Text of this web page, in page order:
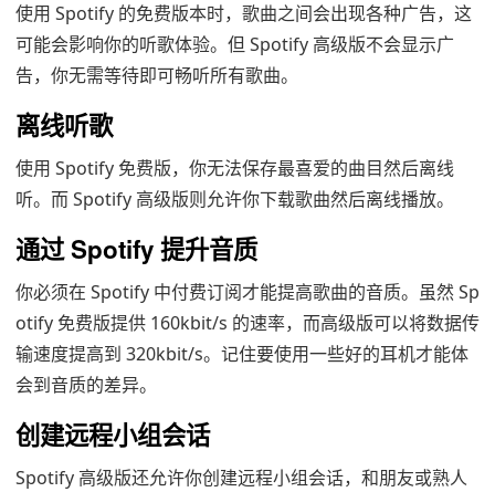
使用 Spotify 的免费版本时，歌曲之间会出现各种广告，这
可能会影响你的听歌体验。但 Spotify 高级版不会显示广
告，你无需等待即可畅听所有歌曲。
离线听歌
使用 Spotify 免费版，你无法保存最喜爱的曲目然后离线
听。而 Spotify 高级版则允许你下载歌曲然后离线播放。
通过 Spotify 提升音质
你必须在 Spotify 中付费订阅才能提高歌曲的音质。虽然 Sp
otify 免费版提供 160kbit/s 的速率，而高级版可以将数据传
输速度提高到 320kbit/s。记住要使用一些好的耳机才能体
会到音质的差异。
创建远程小组会话
Spotify 高级版还允许你创建远程小组会话，和朋友或熟人